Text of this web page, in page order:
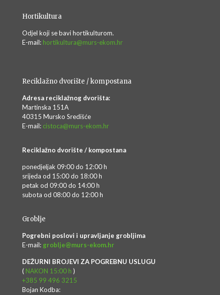
Hortikultura
Odjel koji se bavi hortikulturom.
E-mail: hortikultura@murs-ekom.hr
Reciklažno dvorište / kompostana
Adresa reciklažnog dvorišta:
Martinska 151A
40315 Mursko Središće
E-mail: cistoca@murs-ekom.hr
Reciklažno dvorište / kompostana
ponedjeljak 09:00 do 12:00 h
srijeda od 15:00 do 18:00 h
petak od 09:00 do 14:00 h
subota od 08:00 do 12:00 h
Groblje
Pogrebni poslovi i upravljanje grobljima
E-mail: groblje@murs-ekom.hr
DEŽURNI BROJEVI ZA POGREBNU USLUGU
( NAKON 15:00 h )
+385 99 496 3215
Bojan Kodba: